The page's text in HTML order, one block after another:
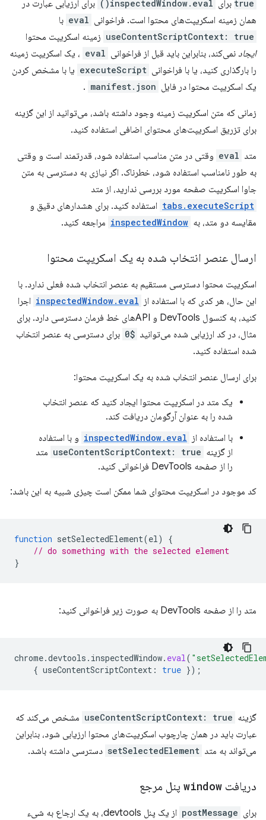
true برای inspectedWindow.eval()
برای ارزیابی عبارت در
همان زمینه اسکریپت‌های محتوا است. فراخوانی eval با
useContentScriptContext: true زمینه اسکریپت محتوا
ایجاد نمی‌کند، بنابراین باید قبل از فراخوانی eval ، یک اسکریپت زمینه
را بارگذاری کنید، یا با فراخوانی executeScript یا با مشخص کردن
یک اسکریپت محتوا در فایل manifest.json
.
زمانی که متن اسکریپت زمینه وجود داشته باشد، می‌توانید از این گزینه
برای تزریق اسکریپت‌های محتوای اضافی استفاده کنید.
متد eval وقتی در متن مناسب استفاده شود، قدرتمند است و وقتی
به طور نامناسب استفاده شود، خطرناک. اگر نیازی به دسترسی به متن
جاوا اسکریپت صفحه مورد بررسی ندارید، از متد
tabs.executeScript استفاده کنید. برای هشدارهای دقیق و
مقایسه دو متد، به inspectedWindow مراجعه کنید.
ارسال عنصر انتخاب شده به یک اسکریپت محتوا
اسکریپت محتوا دسترسی مستقیم به عنصر انتخاب شده فعلی ندارد. با
این حال، هر کدی که با استفاده از inspectedWindow.eval اجرا
کنید، به کنسول DevTools و APIهای خط فرمان دسترسی دارد. برای
مثال، در کد ارزیابی شده می‌توانید $0
برای دسترسی به عنصر انتخاب
شده استفاده کنید.
برای ارسال عنصر انتخاب شده به یک اسکریپت محتوا:
یک متد در اسکریپت محتوا ایجاد کنید که عنصر انتخاب
شده را به عنوان آرگومان دریافت کند.
با استفاده از inspectedWindow.eval و با استفاده
از گزینه useContentScriptContext: true متد
را از صفحه DevTools فراخوانی کنید.
کد موجود در اسکریپت محتوای شما ممکن است چیزی شبیه به این باشد:
function setSelectedElement(el)
{
// do something with the selected element
}
متد را از صفحه DevTools به صورت زیر فراخوانی کنید:
chrome.devtools . inspectedWindow. eval(
{ useContentScriptContext : true });
گزینه useContentScriptContext: true مشخص می‌کند که
عبارت باید در همان چارچوب اسکریپت‌های محتوا ارزیابی شود، بنابراین
می‌تواند به متد setSelectedElement دسترسی داشته باشد.
دریافت window پنل مرجع
برای postMessage از یک پنل devtools، به یک ارجاع به شیء